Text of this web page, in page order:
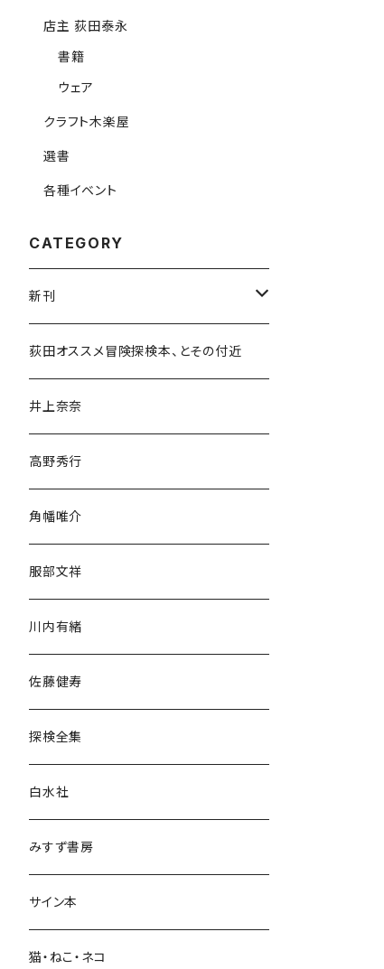
店主 荻田泰永
書籍
ウェア
クラフト木楽屋
選書
各種イベント
CATEGORY
新刊
和書
文学・小説・物語
随筆・ノンフィクション・その他
民族・風習
言語・ことば
荻田オススメ冒険探検本、とその付近
井上奈奈
高野秀行
角幡唯介
服部文祥
川内有緒
佐藤健寿
探検全集
白水社
みすず書房
サイン本
猫・ねこ・ネコ